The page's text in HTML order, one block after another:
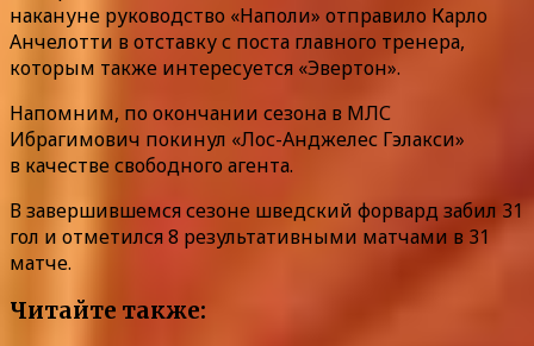
накануне руководство «Наполи» отправило Карло
Анчелотти в отставку с поста главного тренера,
которым также интересуется «Эвертон».
Напомним, по окончании сезона в МЛС
Ибрагимович покинул «Лос-Анджелес Гэлакси»
в качестве свободного агента.
В завершившемся сезоне шведский форвард забил 31
гол и отметился 8 результативными матчами в 31
матче.
Читайте также: